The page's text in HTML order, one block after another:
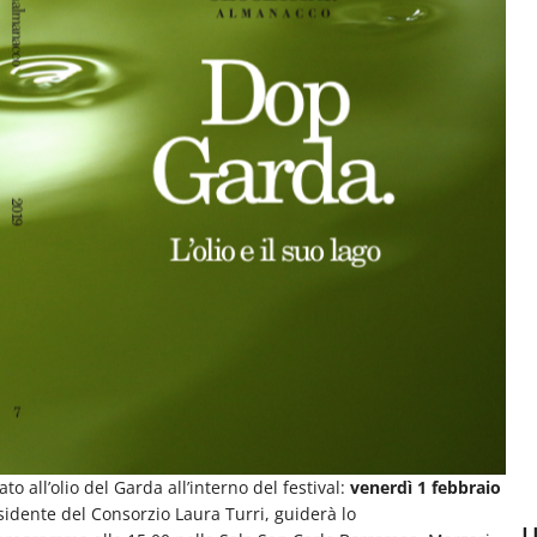
all’olio del Garda all’interno del festival: venerdì 1 febbraio
del Consorzio Laura Turri, guiderà lo